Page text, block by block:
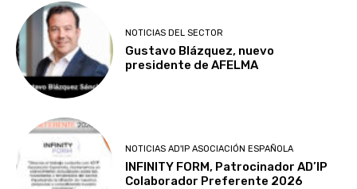
NOTICIAS DEL SECTOR
Gustavo Blázquez, nuevo
presidente de AFELMA
NOTICIAS AD'IP ASOCIACIÓN ESPAÑOLA
INFINITY FORM, Patrocinador AD’IP
Colaborador Preferente 2026